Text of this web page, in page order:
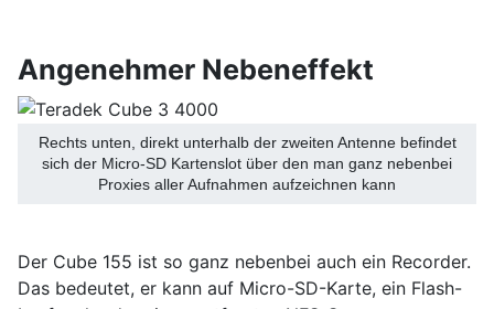
Angenehmer Nebeneffekt
Rechts unten, direkt unterhalb der zweiten Antenne befindet
sich der Micro-SD Kartenslot über den man ganz nebenbei
Proxies aller Aufnahmen aufzeichnen kann
Der Cube 155 ist so ganz nebenbei auch ein Recorder.
Das bedeutet, er kann auf Micro-SD-Karte, ein Flash-